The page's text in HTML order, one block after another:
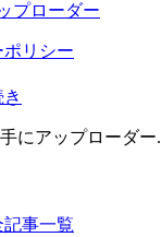
プローダー
リシー
にアップローダー.
記事一覧